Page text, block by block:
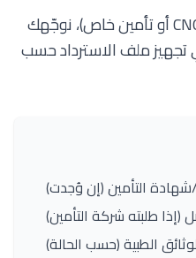
إذا كان لديك تأمين (CNOPS/AMO أو تأمين خاص)، نوجّهك
تجهيز ملف الاسترداد حسب
التأمين (إن وُجدت)
طلبته شركة التأمين)
الطبية (حسب الحالة)